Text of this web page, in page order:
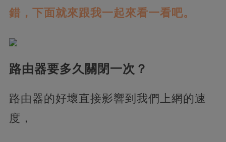
錯，下面就來跟我一起來看一看吧。
路由器要多久關閉一次？
路由器的好壞直接影響到我們上網的速
度，